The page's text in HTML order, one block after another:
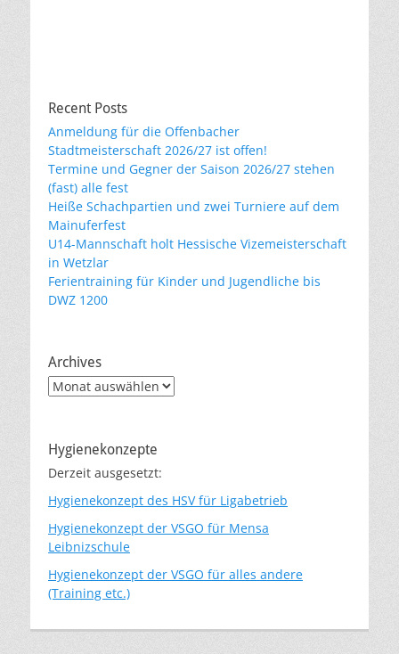
Recent Posts
Anmeldung für die Offenbacher
Stadtmeisterschaft 2026/27 ist offen!
Termine und Gegner der Saison 2026/27 stehen
(fast) alle fest
Heiße Schachpartien und zwei Turniere auf dem
Mainuferfest
U14-Mannschaft holt Hessische Vizemeisterschaft
in Wetzlar
Ferientraining für Kinder und Jugendliche bis
DWZ 1200
Archives
Archives
Hygienekonzepte
Derzeit ausgesetzt:
Hygienekonzept des HSV für Ligabetrieb
Hygienekonzept der VSGO für Mensa
Leibnizschule
Hygienekonzept der VSGO für alles andere
(Training etc.)